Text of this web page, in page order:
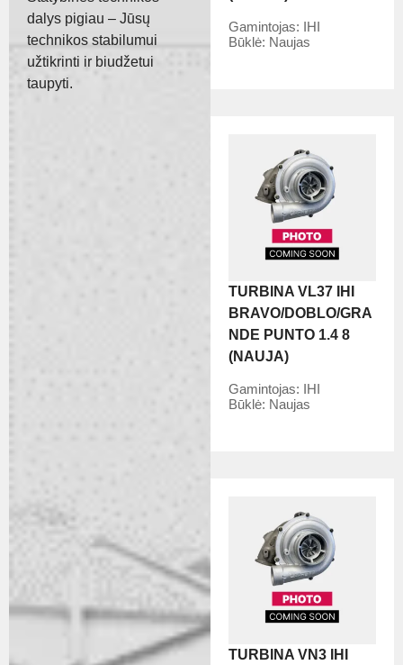
dalys pigiau – Jūsų
technikos stabilumui
užtikrinti ir biudžetui
taupyti.
Gamintojas: IHI
Būklė: Naujas
TURBINA VL37 IHI
BRAVO/DOBLO/GRA
NDE PUNTO 1.4 8
(NAUJA)
Gamintojas: IHI
Būklė: Naujas
TURBINA VN3 IHI